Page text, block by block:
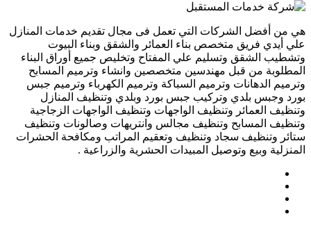
هي من أفضل الشركات التي تعمل فى مجال تقديم خدمات المنازل
علي أيدي فريق متخصص بناء العمائر والشقق وبناء البيوت
وتشطيب الشقق وتسليم علي المفتاح وتخليص جميع أوراق البناء
المطلوبة من قبل مهندسين متخصصين وانشاء وترميم المسابح
وترميم الدهانات وترميم السباكة وترميم الكهرباء وترميم جبس
بورد وجبس بلدي وتركيب جبس بورد وبلدي وتنظيف المنازل
وتنظيف العمائر وتنظيف الواجهات وتنظيف الواجهات الزجاجية
وتنظيف المسابح وتنظيف مجالس وانتريهات وصالونات وتنظيف
ستائر وتنظيف سجاد وتنظيف وتعقيم المراتب ومكافحة الحشرات
المنزلية وبيع وتوصيل المبيدات الحشرية والزراعية .